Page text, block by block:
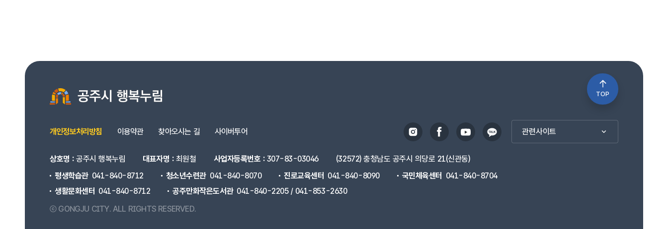
TOP
개인정보처리방침 이용약관 찾아오시는 길 사이버투어 관련사이트
상호명 :공주시 행복누림 대표자명 :최원철 사업자등록번호 :307-83-03046
(32572) 충청남도 공주시 의당로 21(신관동)
평생학습관 041-840-8712 청소년수련관 041-840-8070 진로교육센터 041-840-8090 국민체육센터
041-840-8704
생활문화센터 041-840-8712 공주만화작은도서관 041-840-2205 / 041-853-2630
ⓒ GONGJU CITY. ALL RIGHTS RESERVED.